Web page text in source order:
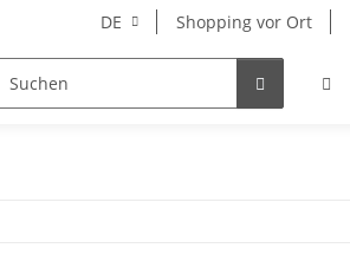
DE Shopping vor Ort
Hersteller